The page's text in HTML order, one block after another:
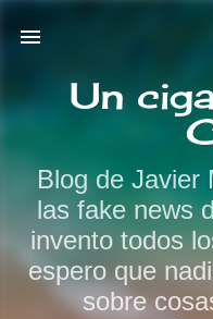
Ir al
Un
Blog de Javier
las fake news
invento todos
espero que
sobre